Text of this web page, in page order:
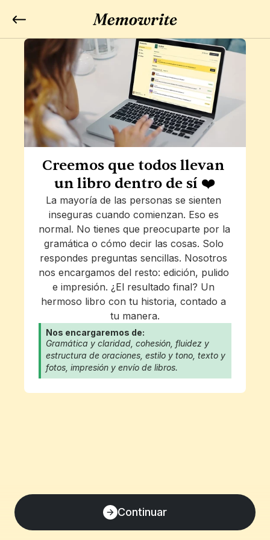
Creemos que todos llevan
un libro dentro de sí ❤️
La mayoría de las personas se sienten
inseguras cuando comienzan. Eso es
normal. No tienes que preocuparte por la
gramática o cómo decir las cosas. Solo
respondes preguntas sencillas. Nosotros
nos encargamos del resto: edición, pulido
e impresión. ¿El resultado final? Un
hermoso libro con tu historia, contado a
tu manera.
Nos encargaremos de:
Gramática y claridad, cohesión, fluidez y
estructura de oraciones, estilo y tono, texto y
fotos, impresión y envío de libros.
Continuar